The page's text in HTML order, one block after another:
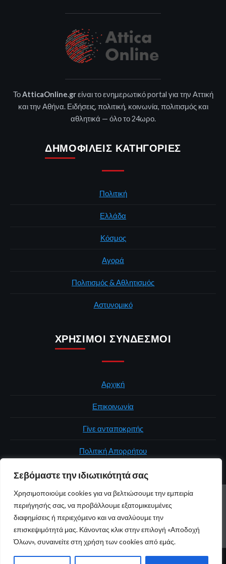
Σεβόμαστε την ιδιωτικότητά σας
Χρησιμοποιούμε cookies για να βελτιώσουμε την εμπειρία
περιήγησής σας, να προβάλλουμε εξατομικευμένες
διαφημίσεις ή περιεχόμενο και να αναλύουμε την
επισκεψιμότητά μας. Κάνοντας κλικ στην επιλογή «Αποδοχή
Όλων», συναινείτε στη χρήση των cookies από εμάς.
ΤοAtticaOnline.grείναι το ενημερωτικό portal για την Αττική
και την Αθήνα. Ειδήσεις, πολιτική, κοινωνία, πολιτισμός και
αθλητικά — όλο το 24ωρο.
ΔΗΜΟΦΙΛΕΊΣ ΚΑΤΗΓΟΡΊΕΣ
Πολιτική
Ελλάδα
Κόσμος
Αγορά
Πολιτισμός & Αθλητισμός
Αστυνομικό
ΧΡΉΣΙΜΟΙ ΣΎΝΔΕΣΜΟΙ
Αρχική
Επικοινωνία
Γίνε ανταποκριτής
Πολιτική Απορρήτου
ΑΡΧΙΚΉ ΠΟΛΙΤΙΚΉ ΕΛΛΆΔΑ ΚΌΣΜΟΣ
ΕΠΙΚΟΙΝΩΝΊΑ